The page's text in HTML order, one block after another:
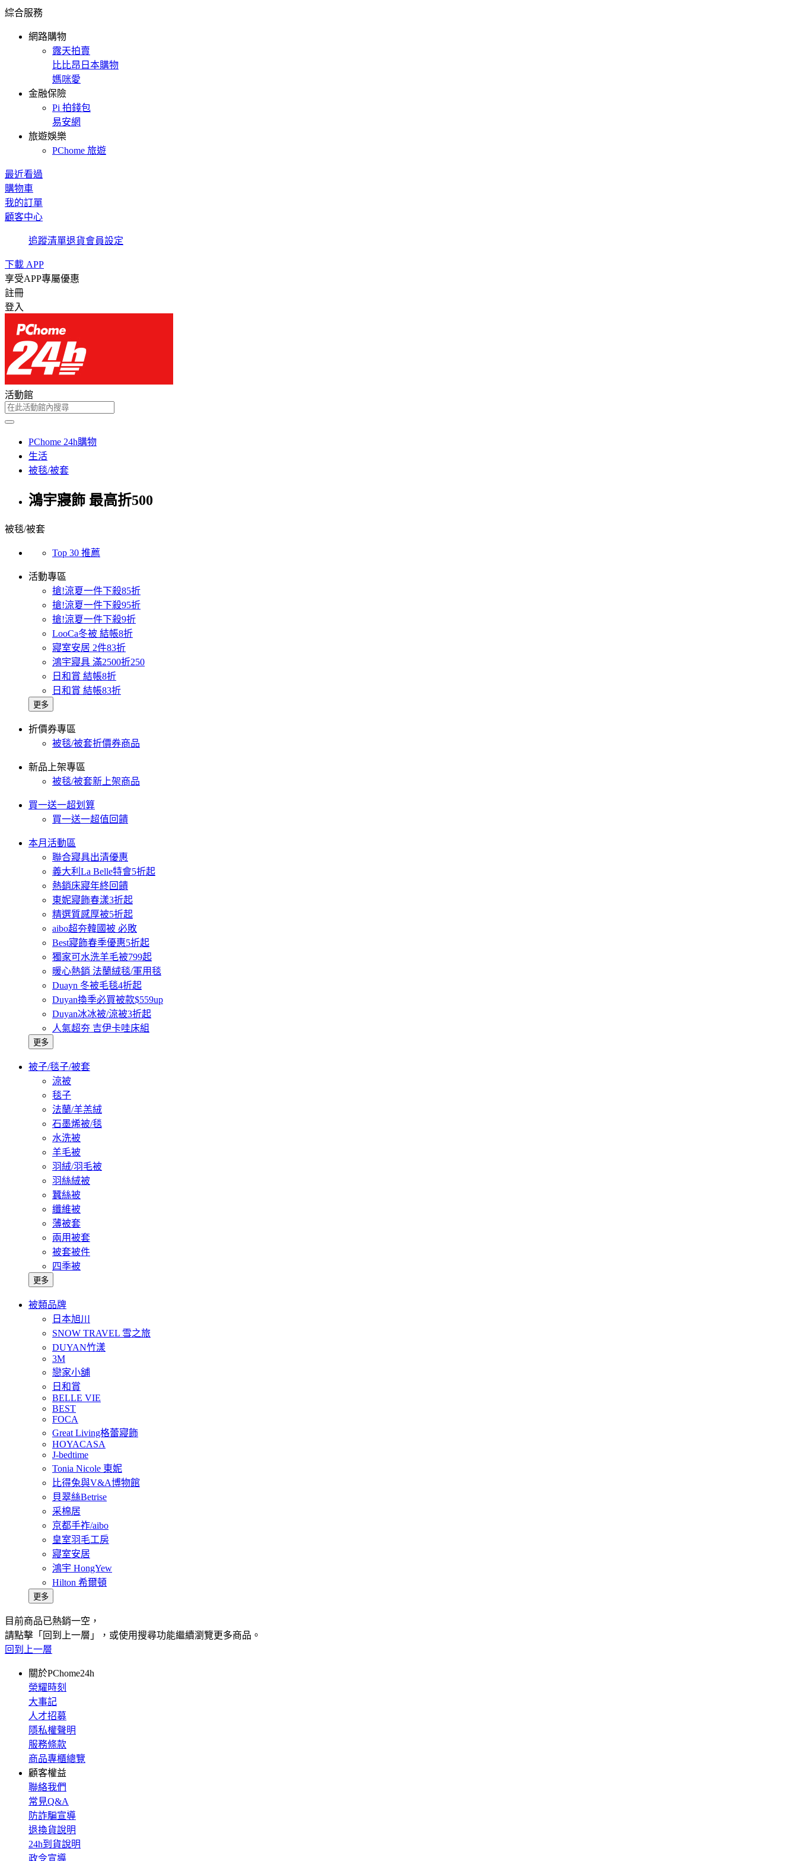
綜合服務
網路購物
露天拍賣
比比昂日本購物
媽咪愛
金融保險
Pi 拍錢包
易安網
旅遊娛樂
PChome 旅遊
最近看過
購物車
我的訂單
顧客中心
追蹤清單退貨會員設定
下載 APP
享受APP專屬優惠
註冊
登入
活動館
PChome 24h購物
生活
被毯/被套
鴻宇寢飾 最高折500
被毯/被套
Top 30 推薦
活動專區
搶!涼夏一件下殺85折
搶!涼夏一件下殺95折
搶!涼夏一件下殺9折
LooCa冬被 結帳8折
寢室安居 2件83折
鴻宇寢具 滿2500折250
日和賞 結帳8折
日和賞 結帳83折
更多
折價券專區
被毯/被套折價券商品
新品上架專區
被毯/被套新上架商品
買一送一超划算
買一送一超值回饋
本月活動區
聯合寢具出清優惠
義大利La Belle特會5折起
熱銷床寢年終回饋
東妮寢飾春漾3折起
精選質感厚被5折起
aibo超夯韓國被 必敗
Best寢飾春季優惠5折起
獨家可水洗羊毛被799起
暖心熱銷 法蘭絨毯/軍用毯
Duayn 冬被毛毯4折起
Duyan換季必買被款$559up
Duyan冰冰被/涼被3折起
人氣超夯 吉伊卡哇床組
更多
被子/毯子/被套
涼被
毯子
法蘭/羊羔絨
石墨烯被/毯
水洗被
羊毛被
羽絨/羽毛被
羽絲絨被
蠶絲被
纖維被
薄被套
兩用被套
被套被件
四季被
更多
被類品牌
日本旭川
SNOW TRAVEL 雪之旅
DUYAN竹漾
3M
戀家小舖
日和賞
BELLE VIE
BEST
FOCA
Great Living格蕾寢飾
HOYACASA
J-bedtime
Tonia Nicole 東妮
比得兔與V&A博物館
貝翠絲Betrise
采棉居
京都手祚/aibo
皇室羽毛工房
寢室安居
鴻宇 HongYew
Hilton 希爾頓
更多
目前商品已熱銷一空，
請點擊「回到上一層」，或使用搜尋功能繼續瀏覽更多商品。
回到上一層
關於PChome24h
榮耀時刻
大事記
人才招募
隱私權聲明
服務條款
商品專櫃總覽
顧客權益
聯絡我們
常見Q&A
防詐騙宣導
退換貨說明
24h到貨說明
政令宣導